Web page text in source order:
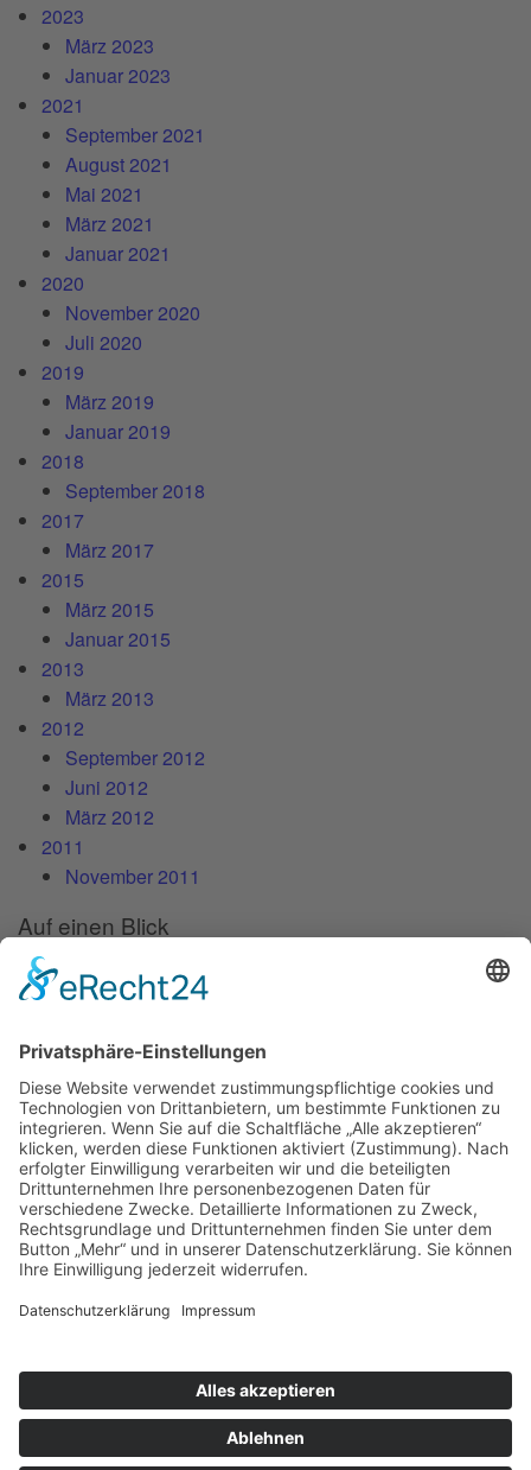
2023
März 2023
Januar 2023
2021
September 2021
August 2021
Mai 2021
März 2021
Januar 2021
2020
November 2020
Juli 2020
2019
März 2019
Januar 2019
2018
September 2018
2017
März 2017
2015
März 2015
Januar 2015
2013
März 2013
2012
September 2012
Juni 2012
März 2012
2011
November 2011
Auf einen Blick
Forschung
Musikalien-Leihmaterial
Publikationen
Links
Aktuelles
06.02.25
Neuer Telemann-Konferenzbericht erschienen
11.12.24
Prof. Dr. Wolfgang Hirschmann erhält den Georg-Philipp-
Telemann-Preis 2025
Telemann-Zentrum zu Gast in Brüssel
Veranstaltungen
Aktuell sind keine Termine vorhanden.